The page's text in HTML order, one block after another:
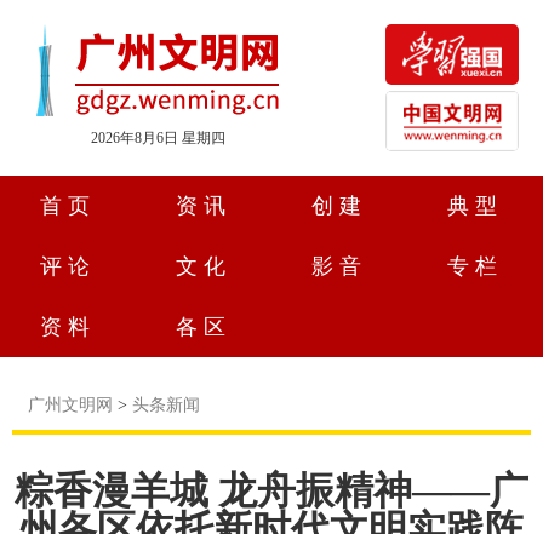
2026年8月6日 星期四
首页 资讯 创建 典型
评论 文化 影音 专栏
资料 各区
广州文明网 > 头条新闻
粽香漫羊城 龙舟振精神——广